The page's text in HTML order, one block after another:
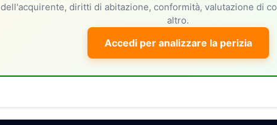
dell'acquirente, diritti di abitazione, conformità, valutazione di
altro.
Accedi per analizzare la perizia